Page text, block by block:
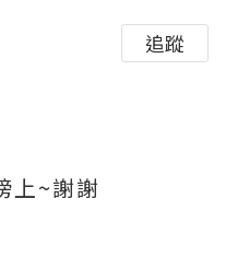
追蹤
上~謝謝